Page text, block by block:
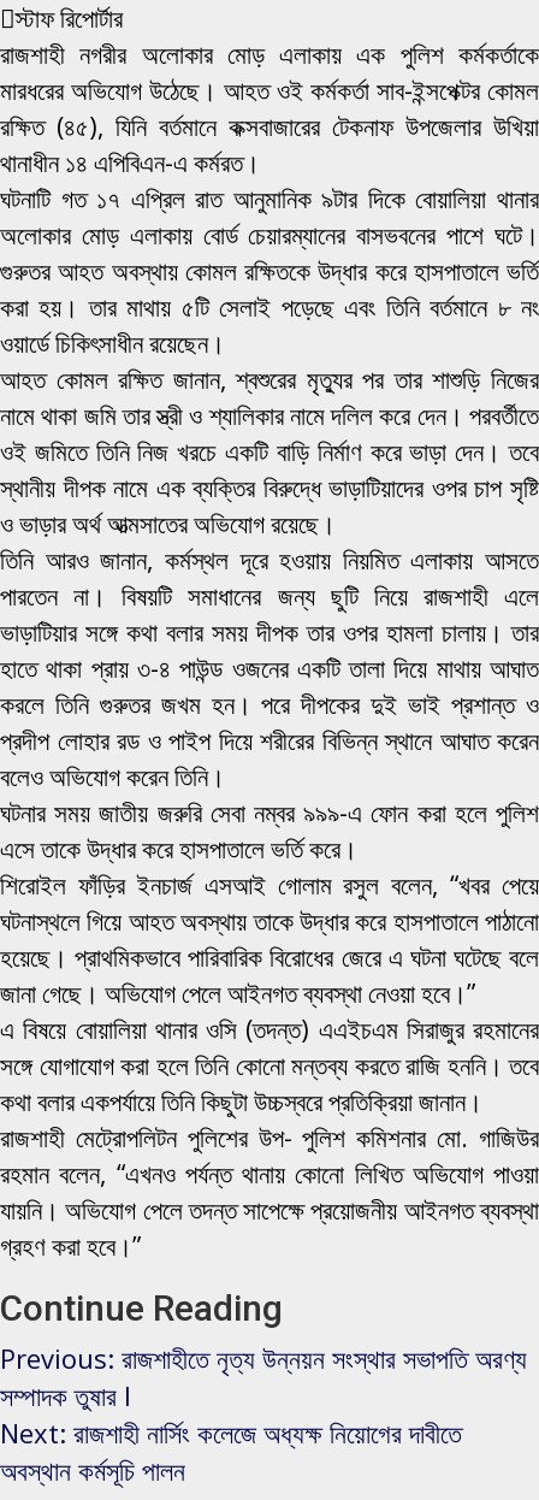
স্টাফ রিপোর্টার
রাজশাহী নগরীর অলোকার মোড় এলাকায় এক পুলিশ কর্মকর্তাকে
মারধরের অভিযোগ উঠেছে। আহত ওই কর্মকর্তা সাব-ইন্সপেক্টর কোমল
রক্ষিত (৪৫), যিনি বর্তমানে কক্সবাজারের টেকনাফ উপজেলার উখিয়া
থানাধীন ১৪ এপিবিএন-এ কর্মরত।
ঘটনাটি গত ১৭ এপ্রিল রাত আনুমানিক ৯টার দিকে বোয়ালিয়া থানার
অলোকার মোড় এলাকায় বোর্ড চেয়ারম্যানের বাসভবনের পাশে ঘটে।
গুরুতর আহত অবস্থায় কোমল রক্ষিতকে উদ্ধার করে হাসপাতালে ভর্তি
করা হয়। তার মাথায় ৫টি সেলাই পড়েছে এবং তিনি বর্তমানে ৮ নং
ওয়ার্ডে চিকিৎসাধীন রয়েছেন।
আহত কোমল রক্ষিত জানান, শ্বশুরের মৃত্যুর পর তার শাশুড়ি নিজের
নামে থাকা জমি তার স্ত্রী ও শ্যালিকার নামে দলিল করে দেন। পরবর্তীতে
ওই জমিতে তিনি নিজ খরচে একটি বাড়ি নির্মাণ করে ভাড়া দেন। তবে
স্থানীয় দীপক নামে এক ব্যক্তির বিরুদ্ধে ভাড়াটিয়াদের ওপর চাপ সৃষ্টি
ও ভাড়ার অর্থ আত্মসাতের অভিযোগ রয়েছে।
তিনি আরও জানান, কর্মস্থল দূরে হওয়ায় নিয়মিত এলাকায় আসতে
পারতেন না। বিষয়টি সমাধানের জন্য ছুটি নিয়ে রাজশাহী এলে
ভাড়াটিয়ার সঙ্গে কথা বলার সময় দীপক তার ওপর হামলা চালায়। তার
হাতে থাকা প্রায় ৩-৪ পাউন্ড ওজনের একটি তালা দিয়ে মাথায় আঘাত
করলে তিনি গুরুতর জখম হন। পরে দীপকের দুই ভাই প্রশান্ত ও
প্রদীপ লোহার রড ও পাইপ দিয়ে শরীরের বিভিন্ন স্থানে আঘাত করেন
বলেও অভিযোগ করেন তিনি।
ঘটনার সময় জাতীয় জরুরি সেবা নম্বর ৯৯৯-এ ফোন করা হলে পুলিশ
এসে তাকে উদ্ধার করে হাসপাতালে ভর্তি করে।
শিরোইল ফাঁড়ির ইনচার্জ এসআই গোলাম রসুল বলেন, “খবর পেয়ে
ঘটনাস্থলে গিয়ে আহত অবস্থায় তাকে উদ্ধার করে হাসপাতালে পাঠানো
হয়েছে। প্রাথমিকভাবে পারিবারিক বিরোধের জেরে এ ঘটনা ঘটেছে বলে
জানা গেছে। অভিযোগ পেলে আইনগত ব্যবস্থা নেওয়া হবে।”
এ বিষয়ে বোয়ালিয়া থানার ওসি (তদন্ত) এএইচএম সিরাজুর রহমানের
সঙ্গে যোগাযোগ করা হলে তিনি কোনো মন্তব্য করতে রাজি হননি। তবে
কথা বলার একপর্যায়ে তিনি কিছুটা উচ্চস্বরে প্রতিক্রিয়া জানান।
রাজশাহী মেট্রোপলিটন পুলিশের উপ- পুলিশ কমিশনার মো. গাজিউর
রহমান বলেন, “এখনও পর্যন্ত থানায় কোনো লিখিত অভিযোগ পাওয়া
যায়নি। অভিযোগ পেলে তদন্ত সাপেক্ষে প্রয়োজনীয় আইনগত ব্যবস্থা
গ্রহণ করা হবে।”
Continue Reading
Previous: রাজশাহীতে নৃত্য উন্নয়ন সংস্থার সভাপতি অরণ্য
সম্পাদক তুষার l
Next: রাজশাহী নার্সিং কলেজে অধ্যক্ষ নিয়োগের দাবীতে
অবস্থান কর্মসূচি পালন